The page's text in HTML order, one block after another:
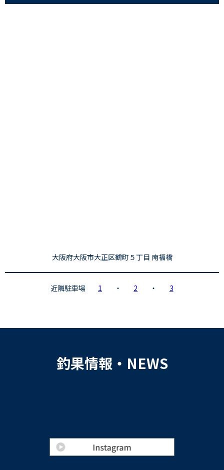
大阪府大阪市大正区鶴町５丁目 南福橋
近隣駐車場 1 ・ 2 ・ 3
釣果情報・NEWS